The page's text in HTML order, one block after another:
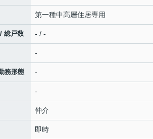
第一種中高層住居専用
総戸数 - / -
-
務形態 -
-
仲介
即時